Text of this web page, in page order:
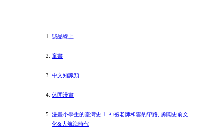
誠品線上
童書
中文知識類
休閒漫畫
漫畫小學生的臺灣史 1: 神祕老師和雲豹帶路, 勇闖史前文
化&大航海時代